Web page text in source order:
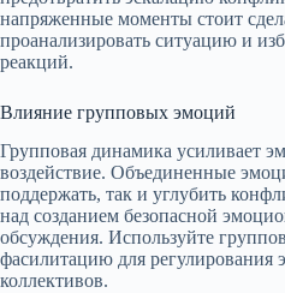
напряженные моменты стоит
проанализировать ситуацию и
реакций.
Влияние групповых эмоций
Групповая динамика усиливает
воздействие. Объединенные
поддержать, так и углубить
над созданием безопасной
обсуждения. Используйте
фасилитацию для регулирования
коллективов.